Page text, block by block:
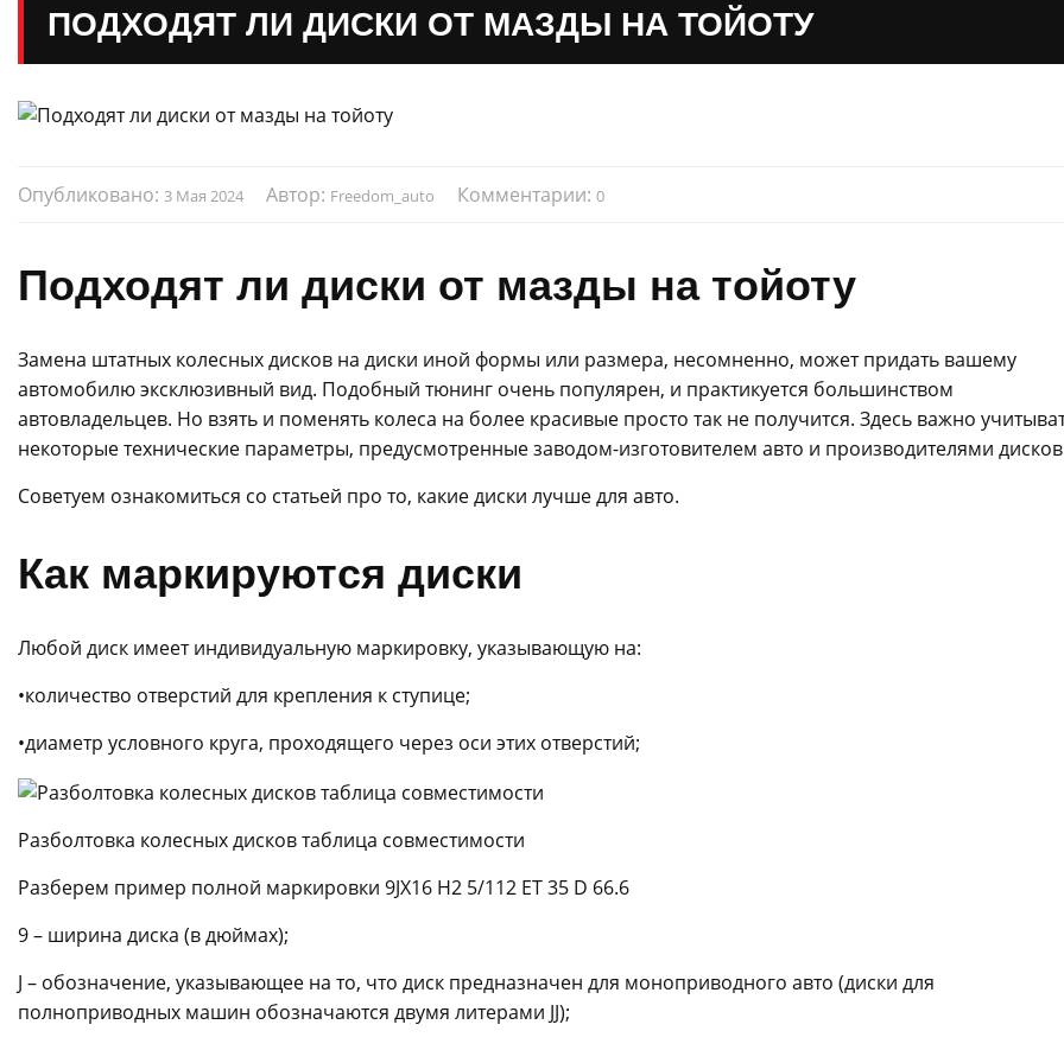
ПОДХОДЯТ ЛИ ДИСКИ ОТ МАЗДЫ НА ТОЙОТУ
Опубликовано: 3 Мая 2024 Автор: Freedom_auto Комментарии: 0
Подходят ли диски от мазды на тойоту
Замена штатных колесных дисков на диски иной формы или размера, несомненно, может придать вашему
автомобилю эксклюзивный вид. Подобный тюнинг очень популярен, и практикуется большинством
автовладельцев. Но взять и поменять колеса на более красивые просто так не получится. Здесь важно
некоторые технические параметры, предусмотренные заводом-изготовителем авто и производителями
Советуем ознакомиться со статьей про то, какие диски лучше для авто.
Как маркируются диски
Любой диск имеет индивидуальную маркировку, указывающую на:
•количество отверстий для крепления к ступице;
•диаметр условного круга, проходящего через оси этих отверстий;
Разболтовка колесных дисков таблица совместимости
Разберем пример полной маркировки 9JX16 Н2 5/112 ET 35 D 66.6
9 – ширина диска (в дюймах);
J – обозначение, указывающее на то, что диск предназначен для моноприводного авто (диски для
полноприводных машин обозначаются двумя литерами JJ);